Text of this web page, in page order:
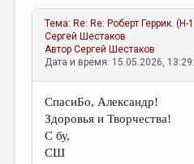
ПУБЛИЦИСТИКА
РЕЦЕНЗИРОВАНИЕ
ТРЕДИАКОВСКИЙ
МЕДИА
Тема: Re: Re: Роберт Геррик.
Сергей Шестаков
АвторСергей Шестаков
Дата и время: 15.05.2026,
СпасиБо, Александр!
Здоровья и Творчества!
С бу,
СШ